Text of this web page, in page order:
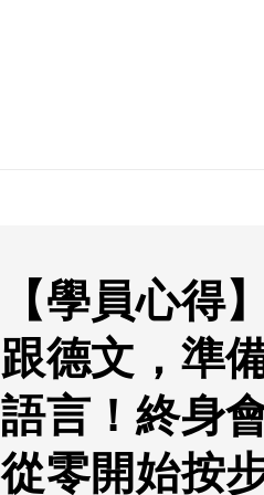
【學員心得
跟德文，準
語言！終身
從零開始按